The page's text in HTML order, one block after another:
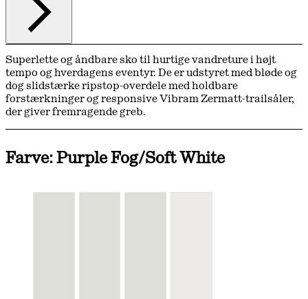
Superlette og åndbare sko til hurtige vandreture i højt
tempo og hverdagens eventyr. De er udstyret med bløde og
dog slidstærke ripstop-overdele med holdbare
forstærkninger og responsive Vibram Zermatt-trailsåler,
der giver fremragende greb.
Farve: Purple Fog/Soft White